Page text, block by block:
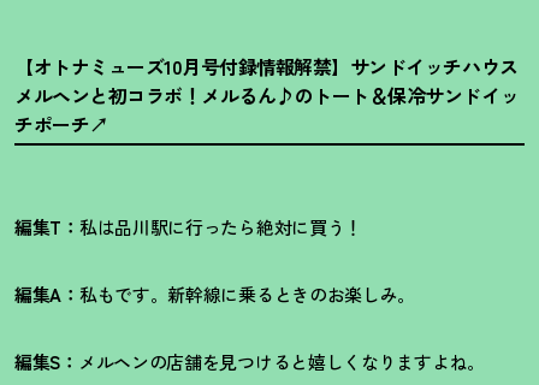
【オトナミューズ10月号付録情報解禁】サンドイッチハウス
メルヘンと初コラボ ！ メルるん♪のトート＆保冷サンドイッ
チポーチ
編集T： 私は品川駅に行ったら絶対に買う ！
編集A： 私もです。新幹線に乗るときのお楽しみ。
編集S： メルヘンの店舗を見つけると嬉しくなりますよね。